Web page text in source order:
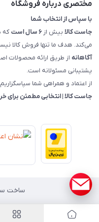
مختصری درباره فروشگاه
با سپاس از انتخاب شما
جاست کالا بیش از ۶ سال است
که
می‌کند. هدف ما تنها فروش کالا
آگاهانه از طریق ارائه محصولات
پشتیبانی مسئولانه است.
از اعتماد و همراهی شما
جاست کالا | انتخابی مطمئن برای
ساخت